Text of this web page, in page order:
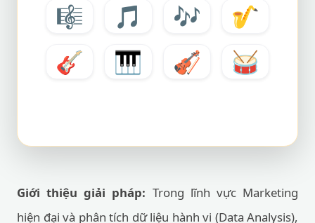
🎼
🎵 🎶
🎷
🎸
🎹 🎻 🥁
Giới thiệu giải pháp: Trong lĩnh vực Marketing
hiện đại và phân tích dữ liệu hành vi (Data Analysis),